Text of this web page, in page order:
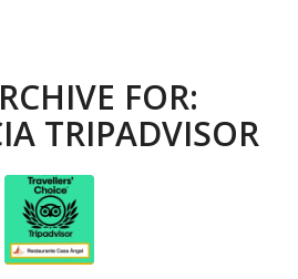
FOR:
TRIPADVISOR